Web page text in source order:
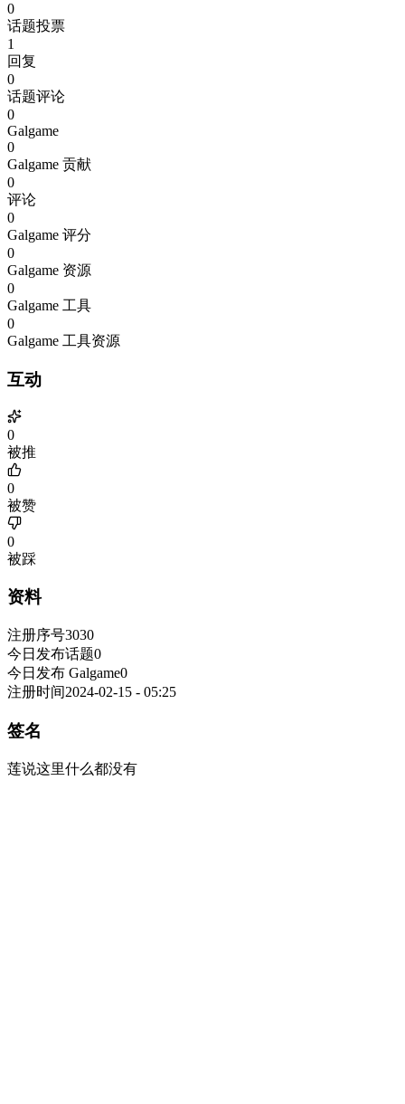
0
话题投票
1
回复
0
话题评论
0
Galgame
0
Galgame 贡献
0
评论
0
Galgame 评分
0
Galgame 资源
0
Galgame 工具
0
Galgame 工具资源
互动
0
被推
0
被赞
0
被踩
资料
注册序号3030
今日发布话题0
今日发布 Galgame0
注册时间2024-02-15 - 05:25
签名
莲说这里什么都没有